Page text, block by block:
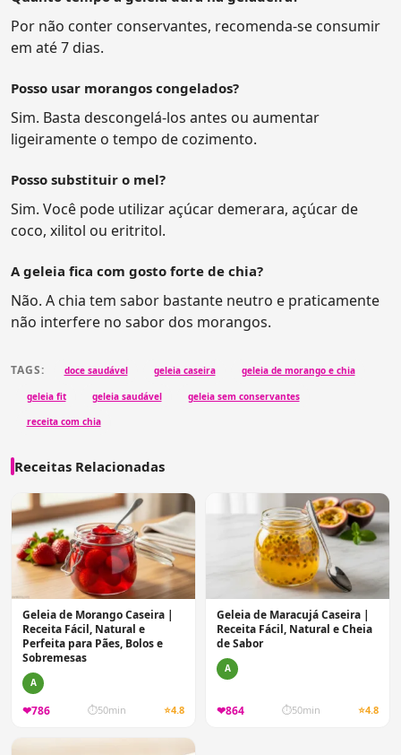
Por não conter conservantes, recomenda-se consumir
em até 7 dias.
Posso usar morangos congelados?
Sim. Basta descongelá-los antes ou aumentar
ligeiramente o tempo de cozimento.
Posso substituir o mel?
Sim. Você pode utilizar açúcar demerara, açúcar de
coco, xilitol ou eritritol.
A geleia fica com gosto forte de chia?
Não. A chia tem sabor bastante neutro e praticamente
não interfere no sabor dos morangos.
TAGS: doce saudável geleia caseira geleia de morango e chia
geleia fit geleia saudável geleia sem conservantes
receita com chia
Receitas Relacionadas
Geleia de Morango Caseira |
Receita Fácil, Natural e
Perfeita para Pães, Bolos e
Sobremesas
A
❤786 ⏱50min ⭐4.8
Geleia de Maracujá Caseira |
Receita Fácil, Natural e Cheia
de Sabor
A
❤864 ⏱50min ⭐4.8